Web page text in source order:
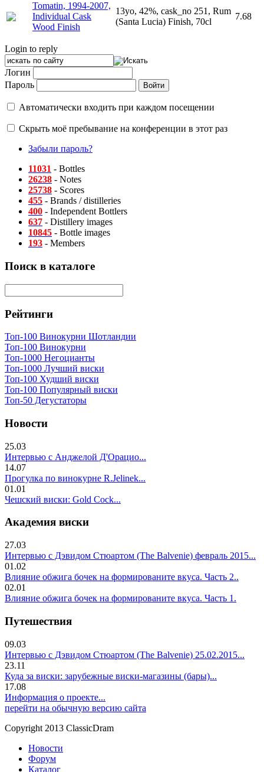
Tomatin, 1994-2007,
Individual Cask
Wood Finish
13yo, 42%, cask_no 251, Rum
(Santa Lucia) Finish, 70cl
7.68
Login to reply
Логин
Пароль
Автоматически входить при каждом посещении
Скрыть моё пребывание на конференции в этот раз
Забыли пароль?
11031 - Bottles
26238 - Notes
25738 - Scores
455 - Brands / distilleries
400 - Independent Bottlers
637 - Distillery images
10845 - Bottle images
193 - Members
Поиск в каталоге
Рейтинги
Топ-100 Винокурни Шотландии
Топ-100 Винокурни
Топ-1000 Негоцианты
Топ-1000 Лучший виски
Топ-100 Худший виски
Топ-100 Популярный виски
Топ-50 Дегустаторы
Новости
25.03
Интервью с Анджелой Д'Орацио...
14.07
Прогулка по винокурне R.Jelinek...
01.01
Чешский виски: Gold Cock...
Академия виски
27.03
Интервью с Дэвидом Стюартом (The Balvenie) февраль 2015...
01.02
Влияние обжига бочек на формированите вкуса. Часть 2..
02.01
Влияние обжига бочек на формированите вкуса. Часть 1.
Путешествия
09.03
Интервью с Дэвидом Стюартом (The Balvenie) 25.02.2015...
23.11
Куда за виски: зарубежные виски-магазины (бары)...
17.08
Информация о проекте...
перейти на обычную версию сайта
Copyright 2013 ClassicDram
Новости
Форум
Каталог